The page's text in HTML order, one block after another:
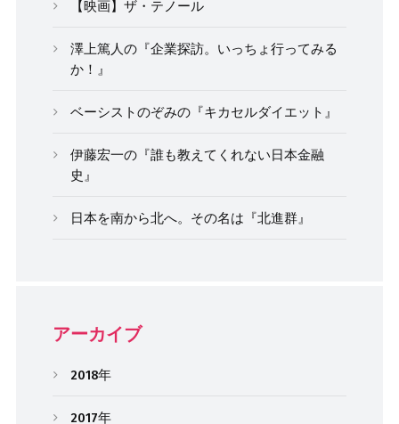
【映画】ザ・テノール
澤上篤人の『企業探訪。いっちょ行ってみる
か！』
ベーシストのぞみの『キカセルダイエット』
伊藤宏一の『誰も教えてくれない日本金融
史』
日本を南から北へ。その名は『北進群』
アーカイブ
2018年
2017年